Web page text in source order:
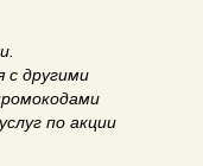
с другими
по акции